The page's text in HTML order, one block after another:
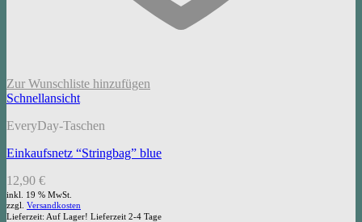
Zur Wunschliste hinzufügen
Schnellansicht
EveryDay-Taschen
Einkaufsnetz “Stringbag” blue
12,90 €
inkl. 19 % MwSt.
zzgl. Versandkosten
Lieferzeit: Auf Lager! Lieferzeit 2-4 Tage